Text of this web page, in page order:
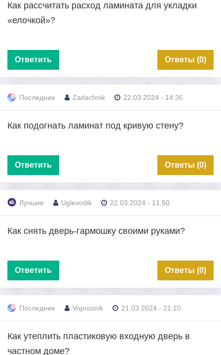
Как рассчитать расход ламината для укладки
«елочкой»?
Ответить Ответы (0)
Последние Zadachnik 22.03.2024 - 14:36
Как подогнать ламинат под кривую стену?
Ответить Ответы (0)
Лучшие Uglevodik 22.03.2024 - 11:50
Как снять дверь-гармошку своими руками?
Ответить Ответы (0)
Последние Voprosnik 21.03.2024 - 21:20
Как утеплить пластиковую входную дверь в
частном доме?